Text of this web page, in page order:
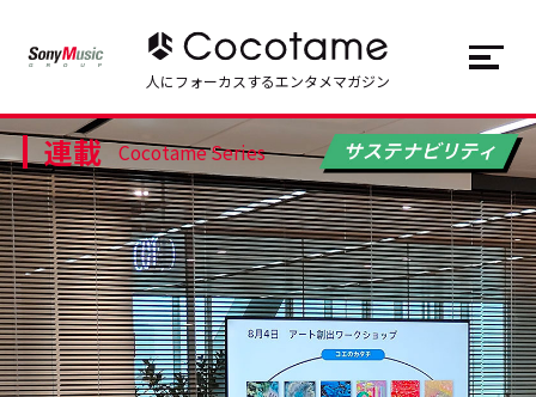
トップ Top
記事一覧 Articles
連載一覧 Series
Cocotameとは About
JP EN
人にフォーカスするエンタメマガジン
連載 Cocotame Series